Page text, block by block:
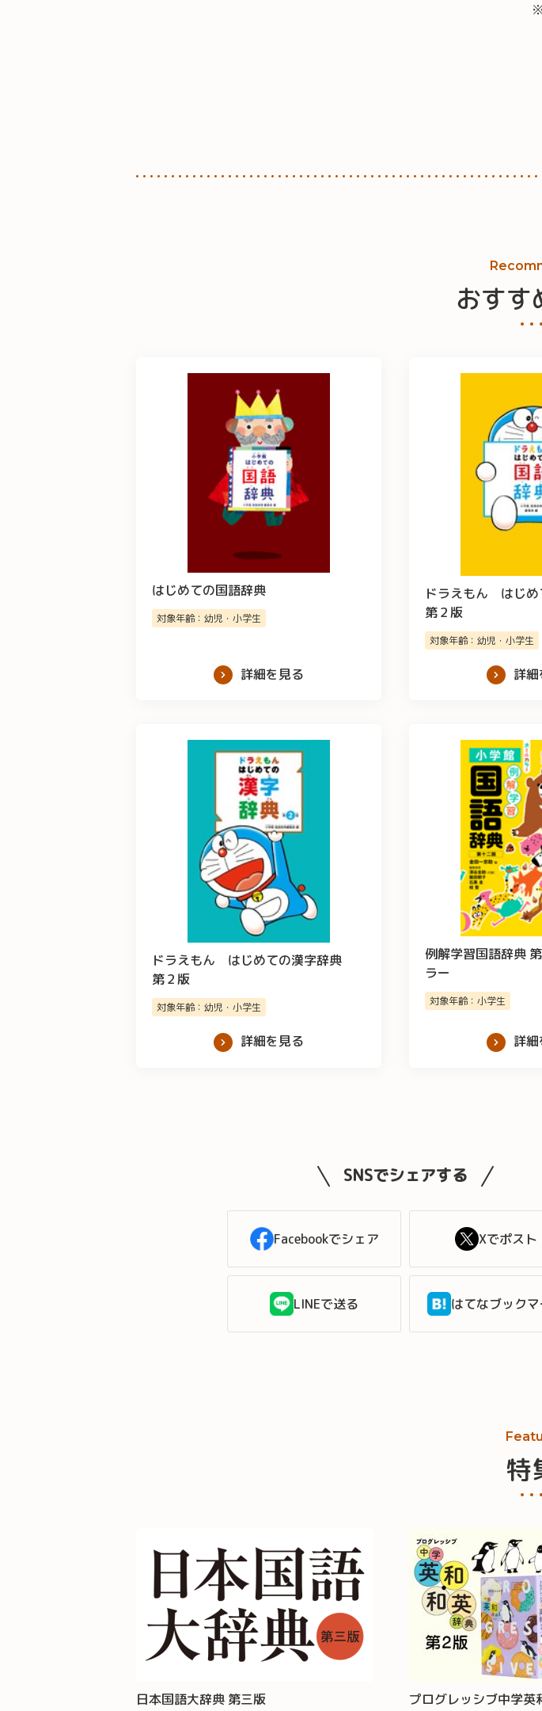
おすす
はじめての国語辞典
対象年齢：幼児・小学生
詳細を見る
ドラえもん はじ
第２版
対象年齢：幼児・小学生
詳
ドラえもん はじめての漢字辞典
第２版
対象年齢：幼児・小学生
詳細を見る
例解学習国語辞典
ラー
対象年齢：小学生
詳
SNSでシェアする
Facebookでシェア Xでポスト
LINEで送る はてなブックマ
特
日本国語大辞典 第三版
プログレッシブ中学英